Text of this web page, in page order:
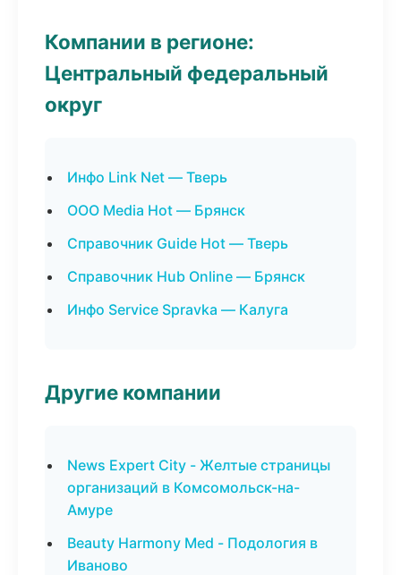
Компании в регионе:
Центральный федеральный
округ
Инфо Link Net — Тверь
ООО Media Hot — Брянск
Справочник Guide Hot — Тверь
Справочник Hub Online — Брянск
Инфо Service Spravka — Калуга
Другие компании
News Expert City - Желтые страницы
организаций в Комсомольск-на-
Амуре
Beauty Harmony Med - Подология в
Иваново